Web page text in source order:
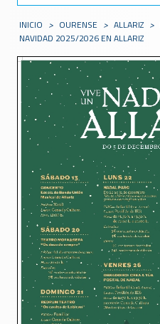
INICIO > OURENSE > ALLARIZ >
NAVIDAD 2025/2026 EN ALLARIZ